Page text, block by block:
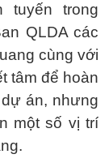
tuyến trong
QLDA các
cùng với
tâm để hoàn
án, nhưng
một số vị trí